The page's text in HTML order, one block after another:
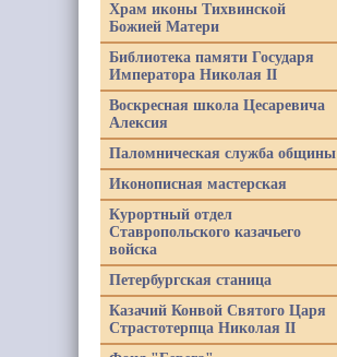
Храм иконы Тихвинской
Божией Матери
Библиотека памяти Государя
Императора Николая II
Воскресная школа Цесаревича
Алексия
Паломническая служба общины
Иконописная мастерская
Курортный отдел
Ставропольского казачьего
войска
Петербургская станица
Казачий Конвой Святого Царя
Страстотерпца Николая II